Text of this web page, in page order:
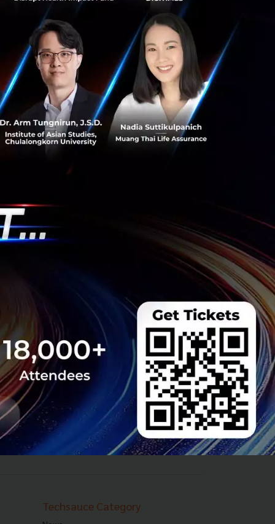
ถือหุ้น และจัดตั้งกอง
งแรก แต่ภาครัฐจะ
ดูหุ่นยนต์ รถ
| Tech for Biz
งาน และบูธ XPENG
บบช่วยขับ หุ่นยนต์
Team
Imagine 2026 ที่
มวลผลบนเครื่อง,
ห้องประชุม 3 มิติ HP
Team
Techsauce Category